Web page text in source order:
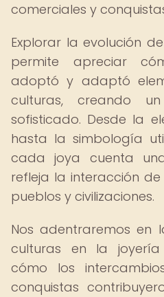
comerciales y
Explorar la evolución
permite apreciar
adoptó y adaptó
culturas, creando
sofisticado. Desde la
hasta la simbología
cada joya cuenta
refleja la interacción
pueblos y civilizaciones.
Nos adentraremos en
culturas en la joyería
cómo los
conquistas